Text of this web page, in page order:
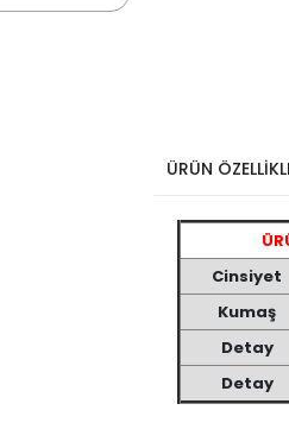
ÜRÜN
Cinsiyet
Kumaş
Detay
Detay